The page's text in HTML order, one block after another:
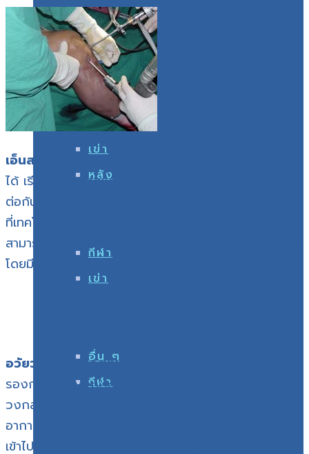
หลัง
เข่า
กีฬา
อื่น ๆ
วิดีโอ
หลัง
เข่า
กีฬา
เอ็นสองเส้นนี้
ถ้ามีการฉีกขาดหมด จะไม่สามารถซ่อมแซม
ได้ เรียกได้ว่า ขาดแล้วขาดเลย จะไม่สามารถผ่าตัดเอามา
ต่อกันได้ จำเป็นต้องใช้เอ็นส่วนอื่นมาแทน แต่ก็โชคดีครับ
ที่เทคโนโลยี่การผ่าตัดในส่วนนี้ พัฒนาไปถึงขั้นที่ว่า
สามารถใช้กล้องส่องเข้าไป ผ่าตัดสร้างเสริมเอ็นตัวใหม่ได้
โดยมีบาดแผลเป็นรูเล็กๆเท่านั้น
อวัยวะสุดท้ายที่อยู่ในข้อ
รองกระดูก (Meniscus) ซึ่งจะมีรูปร่างเป็นเหมือนครึ่ง
วงกลม รองรับแรงกระแทกอยู่ระหว่างข้อต่อ เราอาจจะมี
อาการปวดอยู่ที่หน้าข้อเข่า มีรอยบวม กดเจ็บจากผิวหนัง
เข้าไป ในระยะแรกๆ แต่ถ้าปล่อยเรื้อรังก็จะเกิดปัญหา ปวด